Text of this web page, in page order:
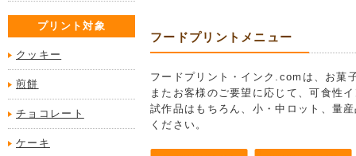
プリント対象
クッキー
煎餅
チョコレート
ケーキ
フードプリントメニュー
フードプリント・インク.comは、お菓
またお客様のご要望に応じて、可食性
試作品はもちろん、小・中ロット、量
ください。